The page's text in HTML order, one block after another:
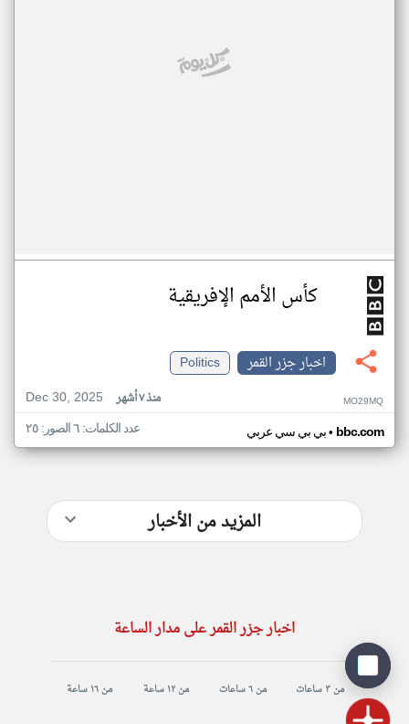
كأس الأمم الإفريقية
اخبار جزر القمر
Politics
Dec 30, 2025
منذ ٧ أشهر MO29MQ
بي بي سي عربي• bbc.com عدد الكلمات: ٦ الصور: ٢٥
المزيد من الأخبار
اخبار جزر القمر على مدار الساعة
من ٣ ساعات من ٦ ساعات من ١٢ ساعة من ١٦ ساعة